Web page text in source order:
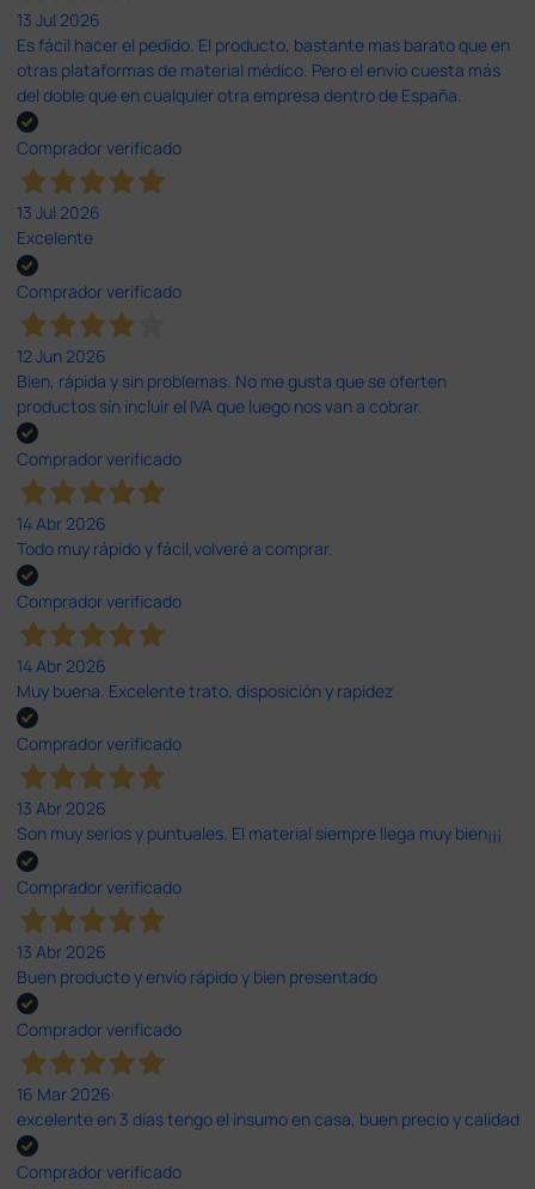
13 Jul 2026
Es fácil hacer el pedido. El producto, bastante mas barato que en
otras plataformas de material médico. Pero el envío cuesta más
del doble que en cualquier otra empresa dentro de España.
Comprador verificado
13 Jul 2026
Excelente
Comprador verificado
12 Jun 2026
Bien, rápida y sin problemas. No me gusta que se oferten
productos sin incluir el IVA que luego nos van a cobrar.
Comprador verificado
14 Abr 2026
Todo muy rápido y fácil,volveré a comprar.
Comprador verificado
14 Abr 2026
Muy buena. Excelente trato, disposición y rapidez
Comprador verificado
13 Abr 2026
Son muy serios y puntuales. El material siempre llega muy bien¡¡¡
Comprador verificado
13 Abr 2026
Buen producto y envío rápido y bien presentado
Comprador verificado
16 Mar 2026
excelente en 3 días tengo el insumo en casa, buen precio y calidad
Comprador verificado